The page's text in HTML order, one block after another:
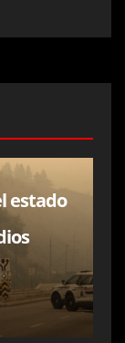
estado